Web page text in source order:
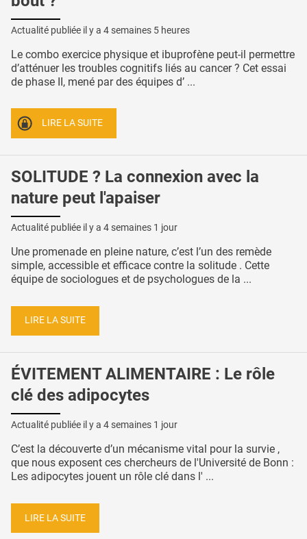
Actualité publiée il y a 4 semaines 5 heures
Le combo exercice physique et ibuprofène peut-il permettre
d’atténuer les troubles cognitifs liés au cancer ? Cet essai
de phase II, mené par des équipes d’ ...
LIRE LA SUITE
SOLITUDE ? La connexion avec la
nature peut l'apaiser
Actualité publiée il y a 4 semaines 1 jour
Une promenade en pleine nature, c’est l’un des remède
simple, accessible et efficace contre la solitude . Cette
équipe de sociologues et de psychologues de la ...
LIRE LA SUITE
ÉVITEMENT ALIMENTAIRE : Le rôle
clé des adipocytes
Actualité publiée il y a 4 semaines 1 jour
C’est la découverte d’un mécanisme vital pour la survie ,
que nous exposent ces chercheurs de l'Université de Bonn :
Les adipocytes jouent un rôle clé dans l' ...
LIRE LA SUITE